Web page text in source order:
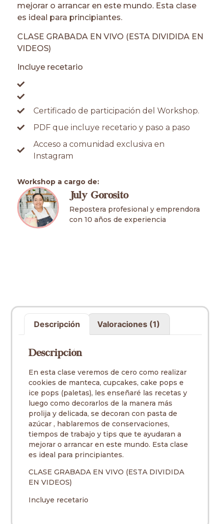
mejorar o arrancar en este mundo. Esta clase
es ideal para principiantes.
CLASE GRABADA EN VIVO (ESTA DIVIDIDA EN
VIDEOS)
Incluye recetario
Certificado de participación del Workshop.
PDF que incluye recetario y paso a paso
Acceso a comunidad exclusiva en
Instagram
Workshop a cargo de:
July Gorosito
Repostera profesional y emprendora
con 10 años de experiencia
Descripción Valoraciones (1)
Descripción
En esta clase veremos de cero como realizar
cookies de manteca, cupcakes, cake pops e
ice pops (paletas), les enseñaré las recetas y
luego como decorarlos de la manera más
prolija y delicada, se decoran con pasta de
azúcar , hablaremos de conservaciones,
tiempos de trabajo y tips que te ayudaran a
mejorar o arrancar en este mundo. Esta clase
es ideal para principiantes.
CLASE GRABADA EN VIVO (ESTA DIVIDIDA
EN VIDEOS)
Incluye recetario